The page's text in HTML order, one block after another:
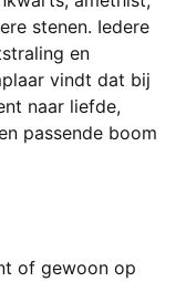
stenen. Iedere
en
vindt dat bij
naar liefde,
passende boom
of gewoon op